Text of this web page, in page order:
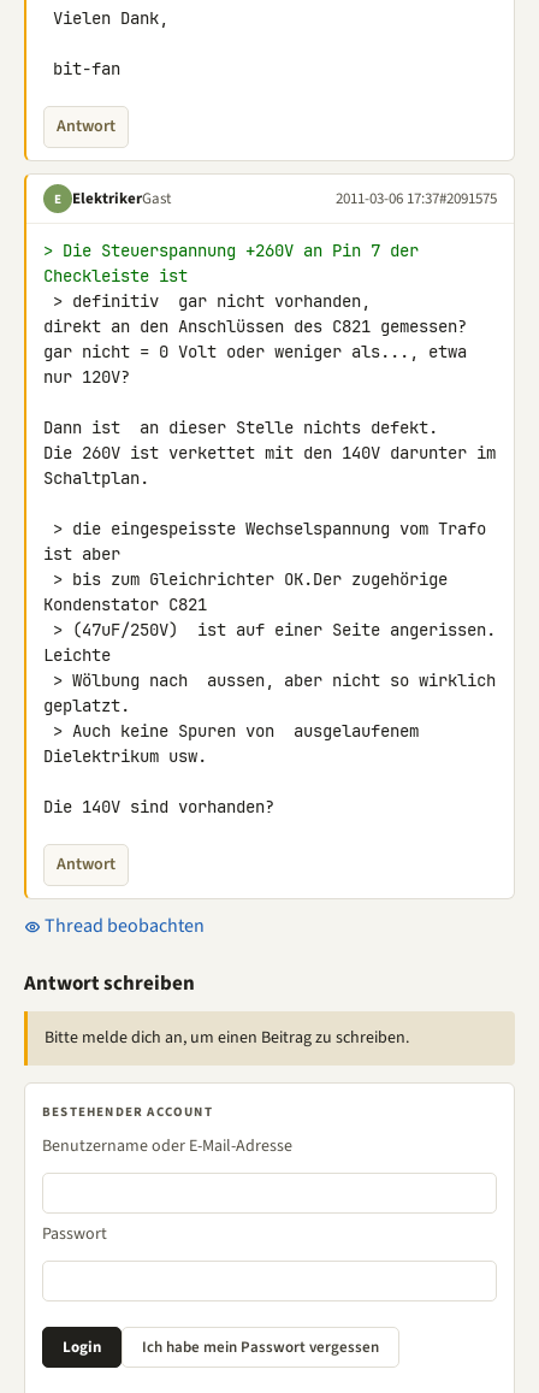
bit-fan
Antwort
E ElektrikerGast 2011-03-06 17:37#2091575
> Die Steuerspannung +260V an Pin 7 der
Checkleiste ist
direkt an den Anschlüssen des C821 gemessen?
gar nicht = 0 Volt oder weniger als..., etwa
nur 120V?
Dann ist  an dieser Stelle nichts defekt.
Die 260V ist verkettet mit den 140V darunter im
Schaltplan.
ist aber
Kondenstator C821
Leichte
geplatzt.
Dielektrikum usw.
Die 140V sind vorhanden?
Antwort
Thread beobachten
Antwort schreiben
Bitte melde dich an, um einen Beitrag zu schreiben.
BESTEHENDER ACCOUNT
Benutzername oder E-Mail-Adresse
Passwort